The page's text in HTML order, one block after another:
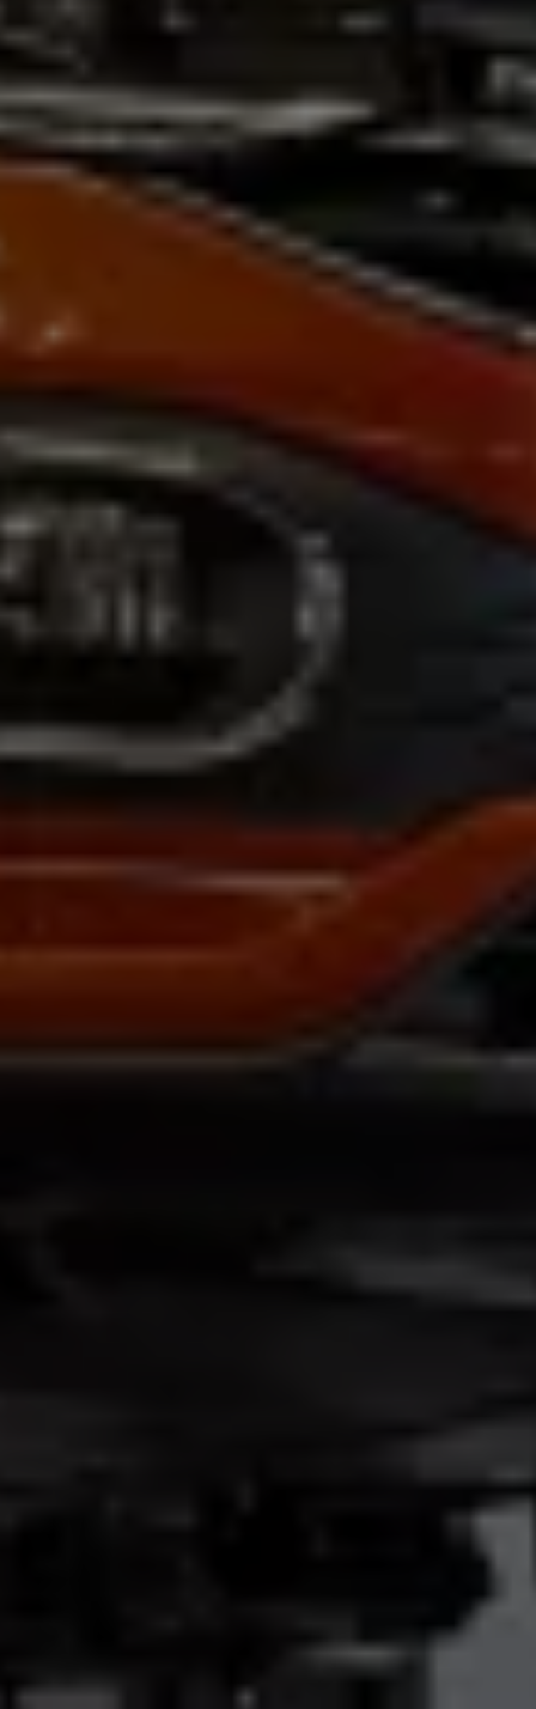
Volkswagen Kundenbetreuung
Warn- und Kontrollleuchten
Live Beratung
Magazin
Lifestyle
Transport
Familie
Elektromobilität
Volkswagen R
Pannen- und Unfallhilfe
Volkswagen Kundenbetreuung